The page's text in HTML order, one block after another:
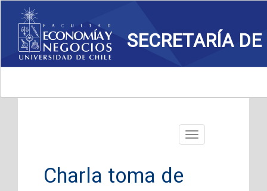
SECRETARÍA
Toggle
Charla toma de